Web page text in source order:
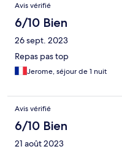
Avis vérifié
6/10 Bien
26 sept. 2023
Repas pas top
Jerome, séjour de 1 nuit
Avis vérifié
6/10 Bien
21 août 2023